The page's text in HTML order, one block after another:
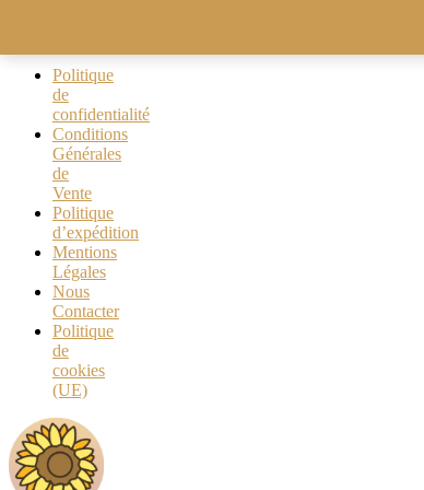
Politique
de
confidentialité
Conditions
Générales
de
Vente
Politique
d’expédition
Mentions
Légales
Nous
Contacter
Politique
de
cookies
(UE)